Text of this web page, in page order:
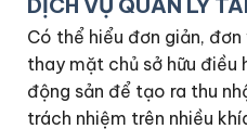
DỊCH VỤ QUẢN LÝ
Có thể hiểu đơn giản,
thay mặt chủ sở hữu điều
động sản để tạo ra thu
trách nhiệm trên nhiều